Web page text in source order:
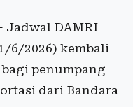
Jadwal DAMRI
6/2026) kembali
penumpang
dari Bandara